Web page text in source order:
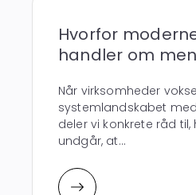
Hvorfor
handler om
Når virksomheder
systemlandskabet
deler vi konkrete råd
undgår, at...